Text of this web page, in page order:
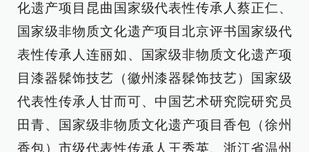
化遗产项目昆曲国家级代表性传承人蔡正仁、
国家级非物质文化遗产项目北京评书国家级代
表性传承人连丽如、国家级非物质文化遗产项
目漆器髹饰技艺（徽州漆器髹饰技艺）国家级
代表性传承人甘而可、中国艺术研究院研究员
田青、国家级非物质文化遗产项目香包（徐州
香包）市级代表性传承人王秀英、浙江省温州